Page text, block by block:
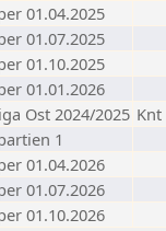
01.04.2025
01.07.2025
01.10.2025
01.01.2026
Ost 2024/2025 Knt
1
01.04.2026
01.07.2026
01.10.2026